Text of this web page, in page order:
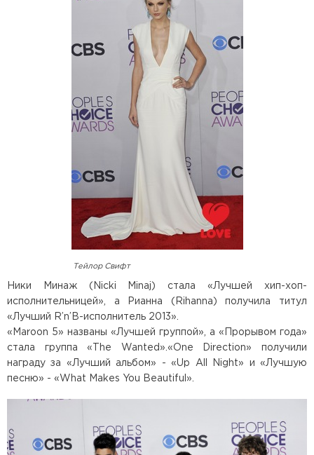
Тейлор Свифт
Ники Минаж (Nicki Minaj) стала «Лучшей хип-хоп-
исполнительницей», а Рианна (Rihanna) получила титул
«Лучший R’n’B-исполнитель 2013».
«Maroon 5» названы «Лучшей группой», а «Прорывом года»
стала группа «The Wanted».«One Direction» получили
награду за «Лучший альбом» - «Up All Night» и «Лучшую
песню» - «What Makes You Beautiful».